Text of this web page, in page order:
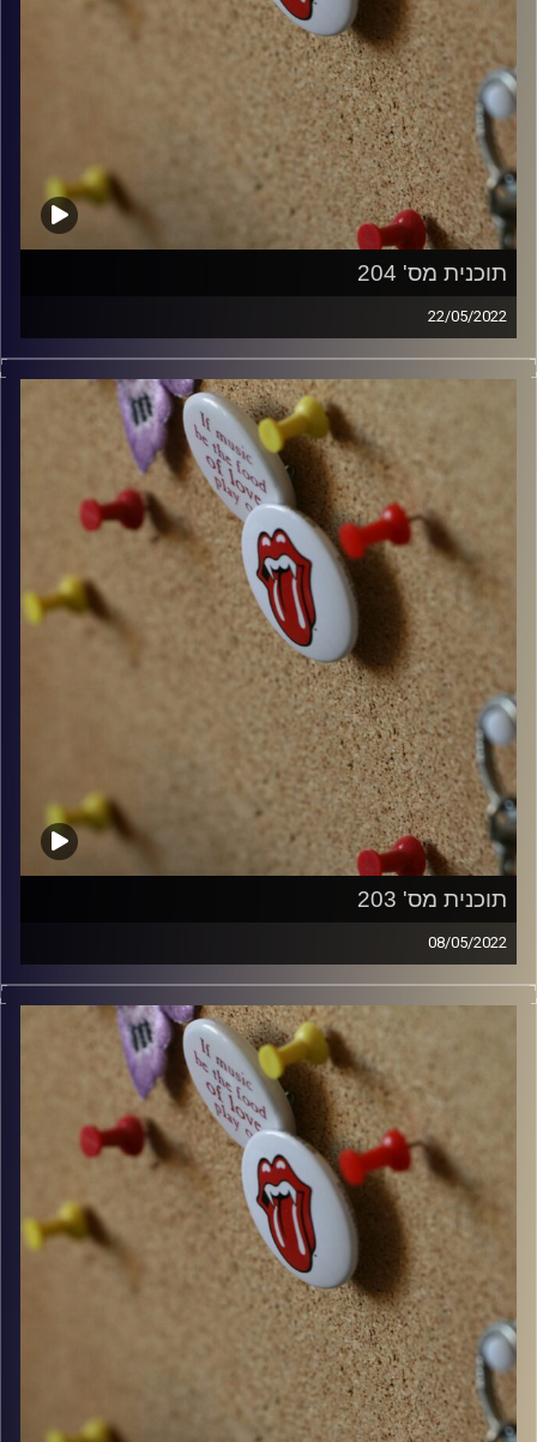
תוכנית מס' 204
22/05/2022
קלאסיקות רוק עם אורן הוף.
włodi
תוכנית מס' 203
08/05/2022
קלאסיקות רוק עם אורן הוף.
włodi